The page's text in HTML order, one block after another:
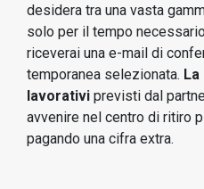
desidera tra una vasta
solo per il tempo
riceverai una e-mail di
temporanea selezionata. La
lavorativi previsti dal
avvenire nel centro di ritiro
pagando una cifra extra.